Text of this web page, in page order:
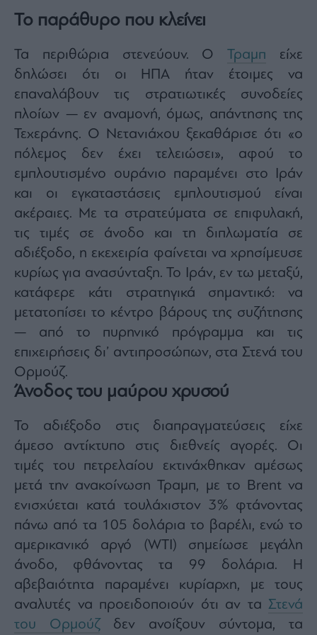
Media
Mononews100
Εγγραφείτε
Newsletter
του
mononews.gr
submitting
your
email,
you
to
Terms
and
Privacy
Notice.
You
can
at
any
This
site
protected
reCAPTCHA
the
Google
Privacy
Policy
Terms
of
Service
apply.
Το παράθυρο που κλείνει
Τα περιθώρια στενεύουν. Ο Τραμπ είχε
δηλώσει ότι οι ΗΠΑ ήταν έτοιμες να
επαναλάβουν τις στρατιωτικές συνοδείες
πλοίων — εν αναμονή, όμως, απάντησης της
Τεχεράνης. Ο Νετανιάχου ξεκαθάρισε ότι «ο
πόλεμος δεν έχει τελειώσει», αφού το
εμπλουτισμένο ουράνιο παραμένει στο Ιράν
και οι εγκαταστάσεις εμπλουτισμού είναι
ακέραιες. Με τα στρατεύματα σε επιφυλακή,
τις τιμές σε άνοδο και τη διπλωματία σε
αδιέξοδο, η εκεχειρία φαίνεται να χρησίμευσε
κυρίως για ανασύνταξη. Το Ιράν, εν τω μεταξύ,
κατάφερε κάτι στρατηγικά σημαντικό: να
μετατοπίσει το κέντρο βάρους της συζήτησης
— από το πυρηνικό πρόγραμμα και τις
επιχειρήσεις δι’ αντιπροσώπων, στα Στενά του
Ορμούζ.
Άνοδος του μαύρου χρυσού
Το αδιέξοδο στις διαπραγματεύσεις είχε
άμεσο αντίκτυπο στις διεθνείς αγορές. Οι
τιμές του πετρελαίου εκτινάχθηκαν αμέσως
μετά την ανακοίνωση Τραμπ, με το Brent να
ενισχύεται κατά τουλάχιστον 3% φτάνοντας
πάνω από τα 105 δολάρια το βαρέλι, ενώ το
αμερικανικό αργό (WTI) σημείωσε μεγάλη
άνοδο, φθάνοντας τα 99 δολάρια. Η
αβεβαιότητα παραμένει κυρίαρχη, με τους
αναλυτές να προειδοποιούν ότι αν τα Στενά
του Ορμούζ δεν ανοίξουν σύντομα, τα